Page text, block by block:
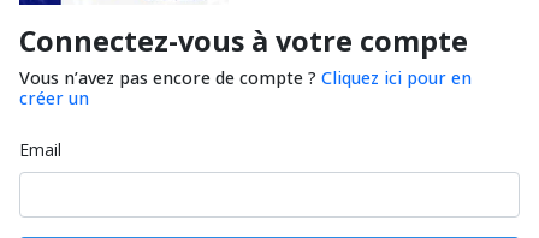
Connectez-vous à votre compte
Vous n’avez pas encore de compte ? Cliquez ici pour en
créer un
Email